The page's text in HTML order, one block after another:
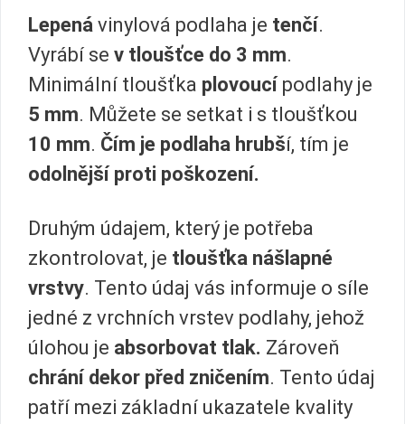
Lepená vinylová podlaha je tenčí.
Vyrábí se v tloušťce do 3 mm.
Minimální tloušťka plovoucípodlahy je
5 mm. Můžete se setkat i s tloušťkou
10 mm. Čím je podlaha hrubší, tím je
odolnější proti poškození.
Druhým údajem, který je potřeba
zkontrolovat, je tloušťka nášlapné
vrstvy. Tento údaj vás informuje o síle
jedné z vrchních vrstev podlahy, jehož
úlohou je absorbovat tlak. Zároveň
chrání dekor před zničením. Tento údaj
patří mezi základní ukazatele kvality